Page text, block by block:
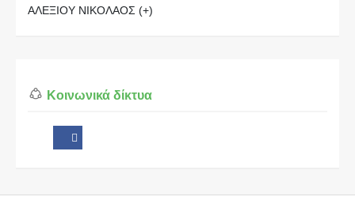
ΑΛΕΞΙΟΥ ΝΙΚΟΛΑΟΣ (+)
Κοινωνικά δίκτυα